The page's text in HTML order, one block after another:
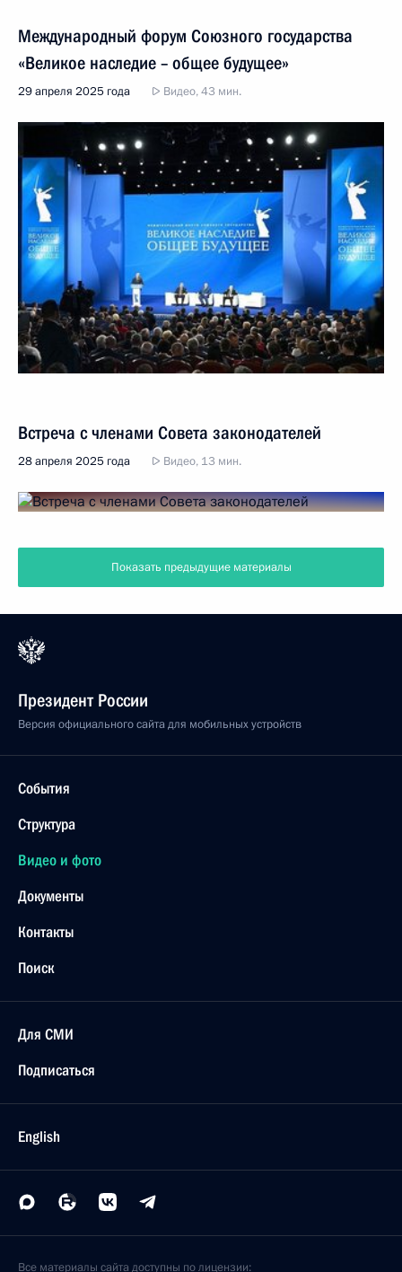
Международный форум Союзного государства
«Великое наследие – общее будущее»
29 апреля 2025 года Видео, 43 мин.
Встреча с членами Совета законодателей
28 апреля 2025 года Видео, 13 мин.
Показать предыдущие материалы
Президент России
Версия официального сайта для мобильных устройств
События
Структура
Видео и фото
Документы
Контакты
Поиск
Для СМИ
Подписаться
English
Все материалы сайта доступны по лицензии: